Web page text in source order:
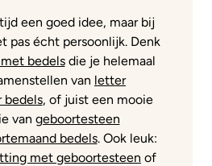
een goed idee, maar bij
pas écht persoonlijk. Denk
bedelsdie je helemaal
van letter
bedels, of juist een mooie
van geboortesteen
bedels. Ook leuk:
met geboortesteen of